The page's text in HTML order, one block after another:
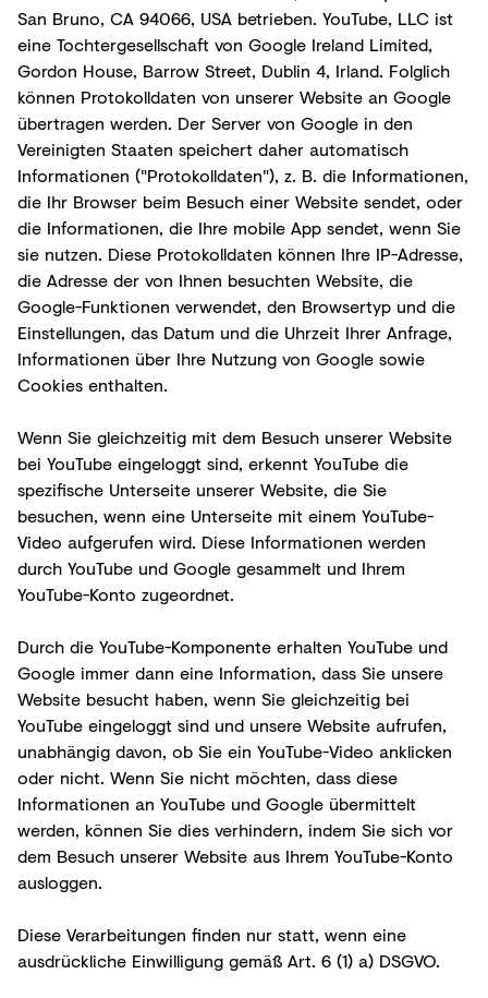
San Bruno, CA 94066, USA betrieben. YouTube, LLC ist
eine Tochtergesellschaft von Google Ireland Limited,
Gordon House, Barrow Street, Dublin 4, Irland. Folglich
können Protokolldaten von unserer Website an Google
übertragen werden. Der Server von Google in den
Vereinigten Staaten speichert daher automatisch
Informationen ("Protokolldaten"), z. B. die Informationen,
die Ihr Browser beim Besuch einer Website sendet, oder
die Informationen, die Ihre mobile App sendet, wenn Sie
sie nutzen. Diese Protokolldaten können Ihre IP-Adresse,
die Adresse der von Ihnen besuchten Website, die
Google-Funktionen verwendet, den Browsertyp und die
Einstellungen, das Datum und die Uhrzeit Ihrer Anfrage,
Informationen über Ihre Nutzung von Google sowie
Cookies enthalten.
Wenn Sie gleichzeitig mit dem Besuch unserer Website
bei YouTube eingeloggt sind, erkennt YouTube die
spezifische Unterseite unserer Website, die Sie
besuchen, wenn eine Unterseite mit einem YouTube-
Video aufgerufen wird. Diese Informationen werden
durch YouTube und Google gesammelt und Ihrem
YouTube-Konto zugeordnet.
Durch die YouTube-Komponente erhalten YouTube und
Google immer dann eine Information, dass Sie unsere
Website besucht haben, wenn Sie gleichzeitig bei
YouTube eingeloggt sind und unsere Website aufrufen,
unabhängig davon, ob Sie ein YouTube-Video anklicken
oder nicht. Wenn Sie nicht möchten, dass diese
Informationen an YouTube und Google übermittelt
werden, können Sie dies verhindern, indem Sie sich vor
dem Besuch unserer Website aus Ihrem YouTube-Konto
ausloggen.
Diese Verarbeitungen finden nur statt, wenn eine
ausdrückliche Einwilligung gemäß Art. 6 (1) a) DSGVO.